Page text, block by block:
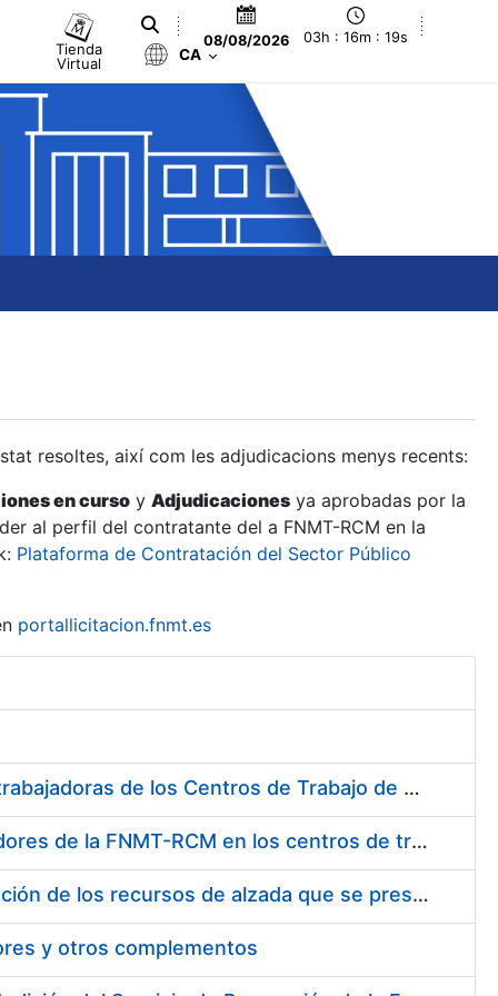
Tienda
Virtual
08/08/2026 03h : 16m : 20s
CA
resoltes, així com les adjudicacions menys recents:
en curso y Adjudicaciones ya aprobadas por la
al perfil del contratante del a FNMT-RCM en la
Plataforma de Contratación del Sector Público
portallicitacion.fnmt.es
Suministro de Protectores Auditivos a medida para las personas trabajadoras de los Centros de Trabajo de Madrid y Burgos
Suministro de gafas graduadas antiproyecciones para los trabajadores de la FNMT-RCM en los centros de trabajo de Madrid y Burgos
Servicios de una empresa externa para el asesoramiento y resolución de los recursos de alzada que se presentan relacionados con procesos de selección para la FNMT-RCM
y otros complementos